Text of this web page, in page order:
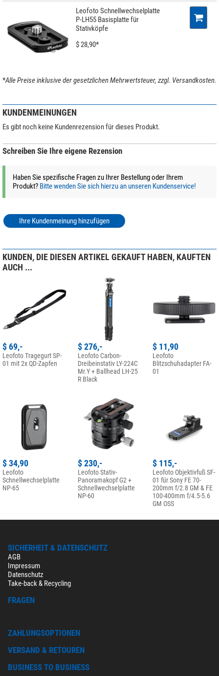
mittel
Pirsch
mittel
weite Distanz
Sportschützen
Leofoto Schnellwechselplatte
P-LH55 Basisplatte für
Stativköpfe
$ 28,90*
*Alle Preise inklusive der gesetzlichen Mehrwertsteuer, zzgl. Versandkosten.
KUNDENMEINUNGEN
Es gibt noch keine Kundenrezension für dieses Produkt.
Schreiben Sie Ihre eigene Rezension
Haben Sie spezifische Fragen zu Ihrer Bestellung oder Ihrem
Produkt? Bitte wenden Sie sich hierzu an unseren Kundenservice!
Ihre Kundenmeinung hinzufügen
KUNDEN, DIE DIESEN ARTIKEL GEKAUFT HABEN, KAUFTEN
AUCH ...
$ 69,-
Leofoto Tragegurt SP-
01 mit 2x QD-Zapfen
$ 276,-
Leofoto Carbon-
Dreibeinstativ LY-224C
Mr.Y + Ballhead LH-25
R Black
$ 11,90
Leofoto
Blitzschuhadapter FA-
01
$ 34,90
Leofoto
Schnellwechselplatte
NP-65
$ 230,-
Leofoto Stativ-
Panoramakopf G2 +
Schnellwechselplatte
NP-60
$ 115,-
Leofoto Objektivfuß SF-
01 für Sony FE 70-
200mm f/2.8 GM & FE
100-400mm f/4.5-5.6
GM OSS
SICHERHEIT & DATENSCHUTZ
AGB
Impressum
Datenschutz
Take-back & Recycling
FRAGEN
ZAHLUNGSOPTIONEN
VERSAND & RETOUREN
BUSINESS TO BUSINESS